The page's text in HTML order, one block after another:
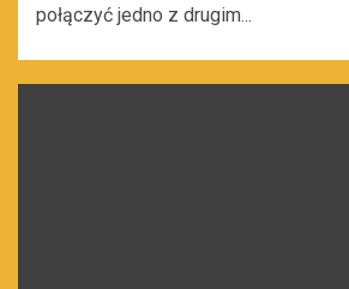
połączyć jedno z drugim...